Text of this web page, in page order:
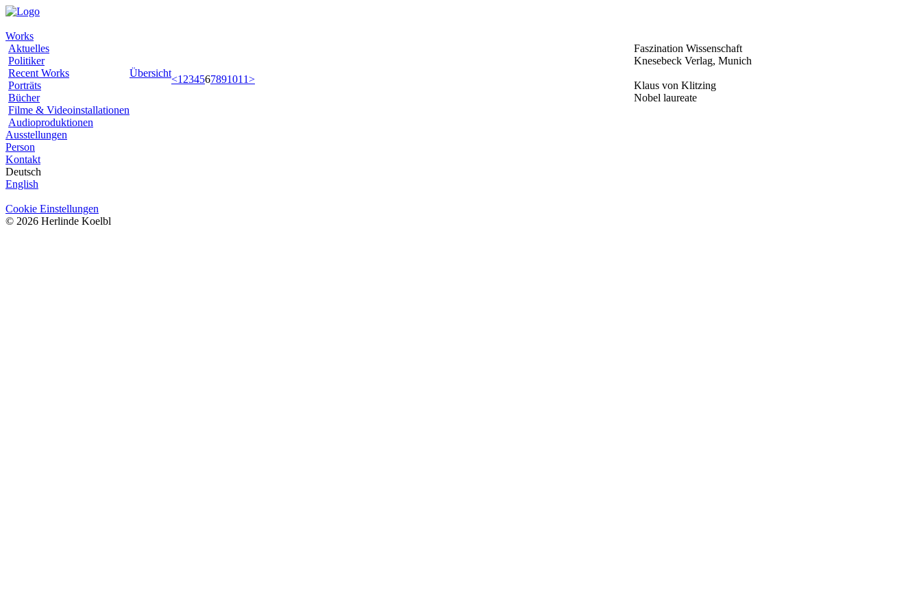
Works
Aktuelles
Politiker
Recent Works
Porträts
Bücher
Filme & Videoinstallationen
Audioproduktionen
Ausstellungen
Person
Kontakt
Deutsch
English
Cookie Einstellungen
Übersicht
<1 234567891011>
Faszination Wissenschaft
Knesebeck Verlag, Munich
Klaus von Klitzing
Nobel laureate
© 2026 Herlinde Koelbl